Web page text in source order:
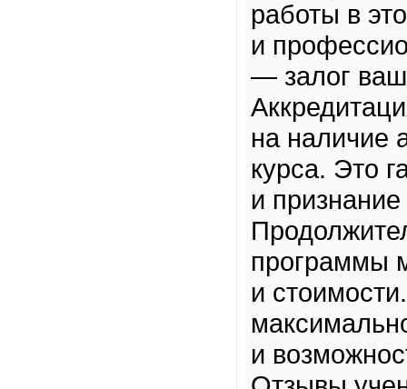
работы в
и
— залог
на наличие
курса. Это
и
программы
и
и